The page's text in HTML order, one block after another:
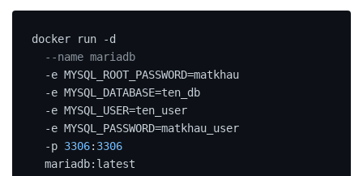
docker run -d
--name mariadb
  -p
3306: 3306
  mariadb:latest